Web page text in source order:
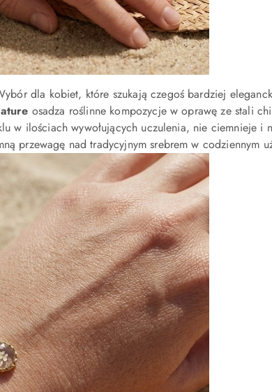
dla kobiet, które szukają czegoś bardziej
osadza roślinne kompozycje w oprawę ze stali
w ilościach wywołujących uczulenia, nie ciemnieje i
przewagę nad tradycyjnym srebrem w codziennym